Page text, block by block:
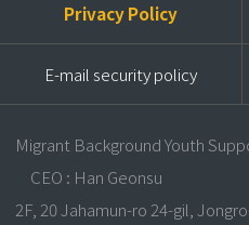
Privacy Policy
E-mail security policy
Migrant Background Youth
CEO : Han Geonsu
2F, 20 Jahamun-ro 24-gil,